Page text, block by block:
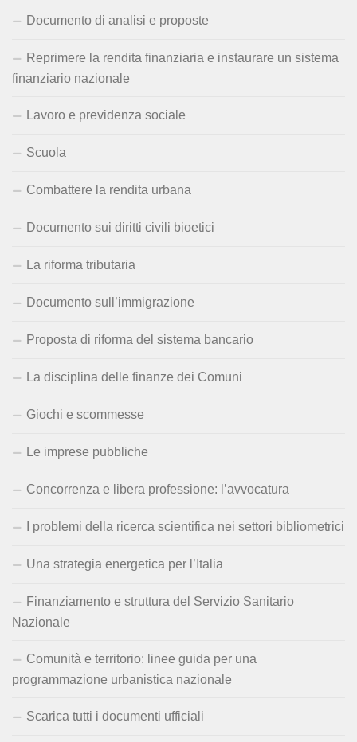
Documento di analisi e proposte
Reprimere la rendita finanziaria e instaurare un sistema
finanziario nazionale
Lavoro e previdenza sociale
Scuola
Combattere la rendita urbana
Documento sui diritti civili bioetici
La riforma tributaria
Documento sull’immigrazione
Proposta di riforma del sistema bancario
La disciplina delle finanze dei Comuni
Giochi e scommesse
Le imprese pubbliche
Concorrenza e libera professione: l’avvocatura
I problemi della ricerca scientifica nei settori bibliometrici
Una strategia energetica per l’Italia
Finanziamento e struttura del Servizio Sanitario
Nazionale
Comunità e territorio: linee guida per una
programmazione urbanistica nazionale
Scarica tutti i documenti ufficiali